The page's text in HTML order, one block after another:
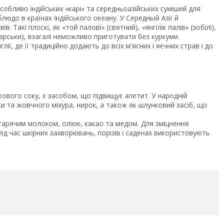
індійських «карі» та середньоазійських сумішей для
в країнах Індійського океану. У Середньій Азії й
плоскі, як «той палові» (святний), «янгілік палів» (зобілі),
взагалі неможливо приготувати без куркуми.
де її традиційно додають до всіх м'ясних і яєчних страв і до
соку, є засобом, що підвищує апетит. У народній
та жовчного міхура, нирок, а також як шлунковий засіб, що
молоком, олією, какао та медом. Для зміцнення
час шкірних захворювань, порізів і саденах використовують